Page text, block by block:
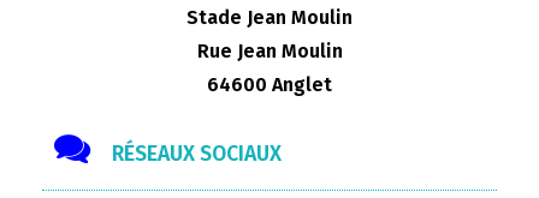
Stade Jean Moulin
Rue Jean Moulin
64600 Anglet
RÉSEAUX SOCIAUX